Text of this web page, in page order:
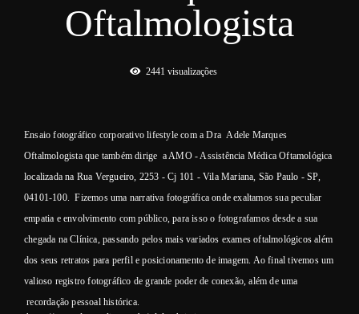
Oftalmologista
2441 visualizações
Ensaio fotográfico corporativo lifestyle com a Dra Adele Marques
Oftalmologista que também dirige a AMO - Assistência Médica Oftamológica
localizada na Rua Vergueiro, 2253 - Cj 101 - Vila Mariana, São Paulo - SP,
04101-100. Fizemos uma narrativa fotográfica onde exaltamos sua peculiar
empatia e envolvimento com público, para isso o fotografamos desde a sua
chegada na Clínica, passando pelos mais variados exames oftalmológicos além
dos seus retratos para perfil e posicionamento de imagem. Ao final tivemos um
valioso registro fotográfico de grande poder de conexão, além de uma
recordação pessoal histórica.